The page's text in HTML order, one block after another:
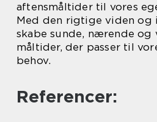
aftensmåltider til vores
Med den rigtige viden og
skabe sunde, nærende og
måltider, der passer til
behov.
Referencer: